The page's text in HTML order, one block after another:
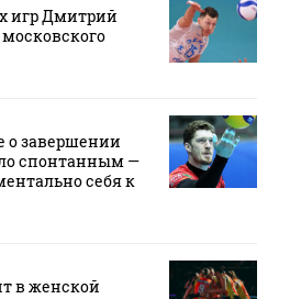
игр Дмитрий
о завершении
спонтанным —
себя к
в женской